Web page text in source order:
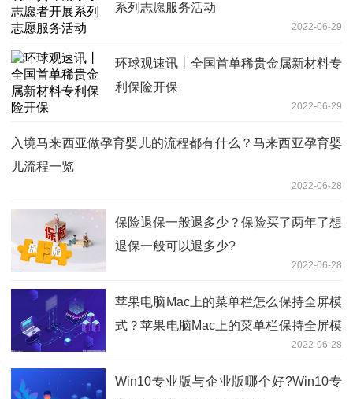
系列志愿服务活动
2022-06-29
环球观速讯丨全国首单稀贵金属新材料专
利保险开保
2022-06-29
入境马来西亚做孕育婴儿的流程都有什么？马来西亚孕育婴
儿流程一览
2022-06-28
保险退保一般退多少？保险买了两年了想
退保一般可以退多少?
2022-06-28
苹果电脑Mac上的菜单栏怎么保持全屏模
式？苹果电脑Mac上的菜单栏保持全屏模
2022-06-28
Win10专业版与企业版哪个好?Win10专